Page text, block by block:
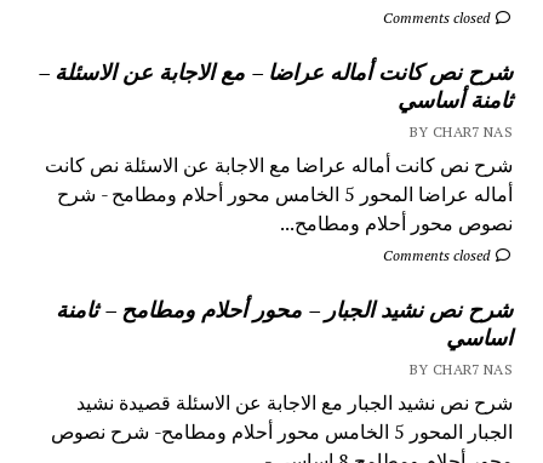
Comments closed
شرح نص كانت أماله عراضا – مع الاجابة عن الاسئلة –
ثامنة أساسي
BY CHAR7 NAS
شرح نص كانت أماله عراضا مع الاجابة عن الاسئلة نص كانت
أماله عراضا المحور 5 الخامس محور أحلام ومطامح - شرح
نصوص محور أحلام ومطامح...
Comments closed
شرح نص نشيد الجبار – محور أحلام ومطامح – ثامنة
اساسي
BY CHAR7 NAS
شرح نص نشيد الجبار مع الاجابة عن الاسئلة قصيدة نشيد
الجبار المحور 5 الخامس محور أحلام ومطامح- شرح نصوص